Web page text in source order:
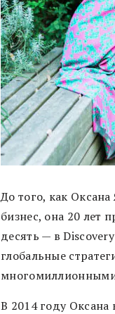
До того, как
бизнес, она 20 лет
десять — в
глобальные
В 2014 году Оксана